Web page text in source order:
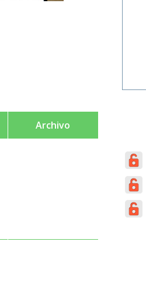
Archivo